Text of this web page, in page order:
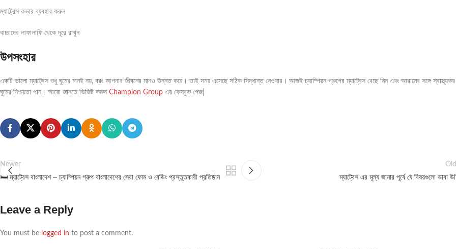
ম্যাট্রেস কভার ব্যবহার করুন
বাচ্চাদের লাফালাফি থেকে দূরে রাখুন
উপসংহার
একটি ভালো ম্যাট্রেস শুধু ঘুমের মানই নয়, বরং আপনার জীবনের মানও উন্নত করে। তাই সময় এসেছে সঠিক সিদ্ধান্ত নেওয়ার। আজই চ্যাম্পিয়ন গ্রুপের ম্যাট্রেস বেছে নিন এবং আরামের সঙ্গে স্বাস্থ্যকর
ঘুমের নিশ্চয়তা পান। আরো জানতে ভিজিট করুন Champion Group এর ফেসবুক পেজ|
Newer
🛏️ ম্যাট্রেস বাংলাদেশ – চ্যাম্পিয়ন গ্রুপ বাংলাদেশের সেরা ফোম ও বেডিং প্রস্তুতকারী প্রতিষ্ঠান ম্যাট্রেস এর মূল্য জানার পূর্বে যে বিষয়গুলো ভাবা
Leave a Reply
You must be logged in to post a comment.